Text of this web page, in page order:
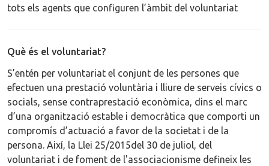
tots els agents que configuren l’àmbit del voluntariat
Què és el voluntariat?
S’entén per voluntariat el conjunt de les persones que
efectuen una prestació voluntària i lliure de serveis cívics o
socials, sense contraprestació econòmica, dins el marc
d’una organització estable i democràtica que comporti un
compromís d’actuació a favor de la societat i de la
persona. Així, la Llei 25/2015del 30 de juliol, del
voluntariat i de foment de l'associacionisme defineix les